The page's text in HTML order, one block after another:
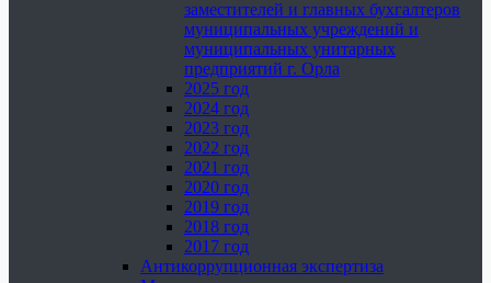
заместителей и главных бухгалтеров
муниципальных учреждений и
муниципальных унитарных
предприятий г. Орла
2025 год
2024 год
2023 год
2022 год
2021 год
2020 год
2019 год
2018 год
2017 год
Антикоррупционная экспертиза